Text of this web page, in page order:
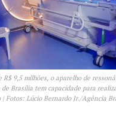
R$ 9,5 milhões, o aparelho de
Brasília tem capacidade para
| Fotos: Lúcio Bernardo Jr./Agência